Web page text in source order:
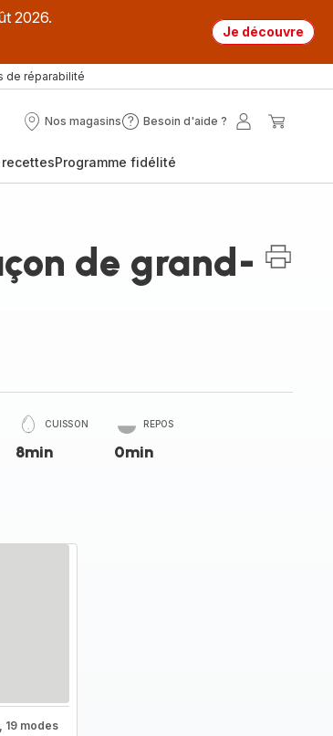
2026.
Je découvre
de réparabilité
Nos magasins
Nos
Besoin d'aide ?
Besoin
?
Mon
recettesProgramme fidélité
de grand-
CUISSON
8min
REPOS
0min
19 modes